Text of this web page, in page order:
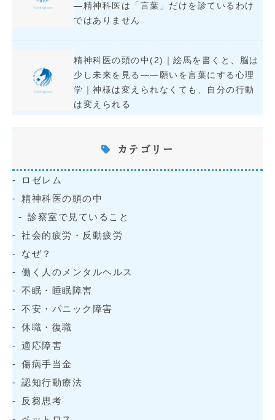
―精神科医は「言葉」だけを診ているわけ
ではありません
精神科医の頭の中(2)｜絵馬を書くと、脳は
少し未来を見る――願いを言葉にする心理
学｜神様は変えられなくても、自分の行動
は変えられる
カテゴリー
ロゼレム
精神科医の頭の中
診察室で見ていること
社会的疲労・反動疲労
なぜ？
働く人のメンタルヘルス
不眠・睡眠障害
不安・パニック障害
休職・復職
適応障害
傷病手当金
認知行動療法
反芻思考